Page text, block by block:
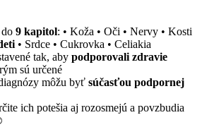
9 kapitol: • Koža • Oči • Nervy • Kosti
• Srdce • Cukrovka • Celiakia
tak, aby podporovali zdravie
sú určené
môžu byť súčasťou podpornej
ich potešia aj rozosmejú a povzbudia